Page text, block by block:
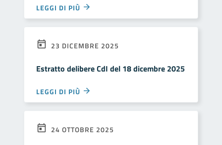
LEGGI DI PIÙ
23 DICEMBRE 2025
Estratto delibere CdI del 18 dicembre 2025
LEGGI DI PIÙ
24 OTTOBRE 2025